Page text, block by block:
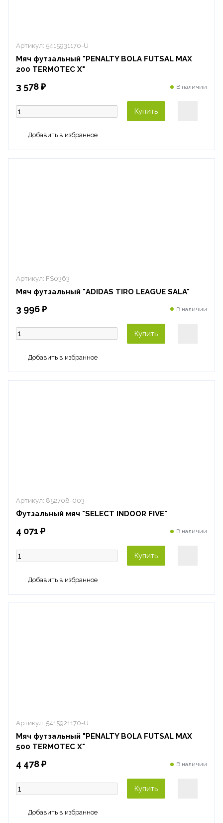
Артикул: 5415931170-U
Мяч футзальный "PENALTY BOLA FUTSAL MAX
200 TERMOTEC X"
3 578 ₽ В наличии
Купить
Артикул: FS0363
Мяч футзальный "ADIDAS TIRO LEAGUE SALA"
3 996 ₽ В наличии
Купить
Артикул: 852708-003
Футзальный мяч "SELECT INDOOR FIVE"
4 071 ₽ В наличии
Купить
Артикул: 5415921170-U
Мяч футзальный "PENALTY BOLA FUTSAL MAX
500 TERMOTEC X"
4 478 ₽ В наличии
Купить